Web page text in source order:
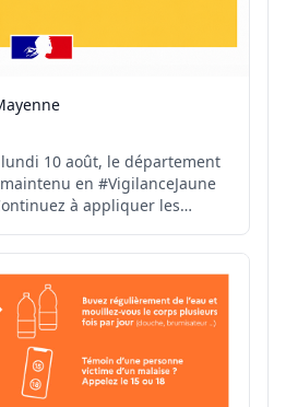
10 août, le département
en #VigilanceJaune
régulièrement, sans
rafraîchissez votre
...